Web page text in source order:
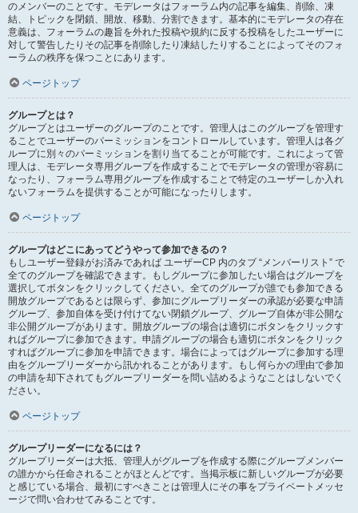
のメンバーのことです。モデレータはフォーラム内の記事を編集、削除、凍
結、トピックを閉鎖、開放、移動、分割できます。基本的にモデレータの存在
意義は、フォーラムの趣旨を外れた投稿や規約に反する投稿をしたユーザーに
対して警告したりその記事を削除したり凍結したりすることによってそのフォ
ーラムの秩序を保つことにあります。
ページトップ
グループとは？
グループとはユーザーのグループのことです。管理人はこのグループを管理す
ることでユーザーのパーミッションをコントロールしています。管理人は各グ
ループに別々のパーミッションを割り当てることが可能です。これによって管
理人は、モデレータ専用グループを作成することでモデレータの管理が容易に
なったり、フォーラム専用グループを作成することで特定のユーザーしか入れ
ないフォーラムを提供することが可能になったりします。
ページトップ
グループはどこにあってどうやって参加できるの？
もしユーザー登録がお済みであれば ユーザーCP 内のタブ “メンバーリスト” で
全てのグループを確認できます。もしグループに参加したい場合はグループを
選択してボタンをクリックしてください。全てのグループが誰でも参加できる
開放グループであるとは限らず、参加にグループリーダーの承認が必要な申請
グループ、参加自体を受け付けてない閉鎖グループ、グループ自体が非公開な
非公開グループがあります。開放グループの場合は適切にボタンをクリックす
ればグループに参加できます。申請グループの場合も適切にボタンをクリック
すればグループに参加を申請できます。場合によってはグループに参加する理
由をグループリーダーから訊かれることがあります。もし何らかの理由で参加
の申請を却下されてもグループリーダーを問い詰めるようなことはしないでく
ださい。
ページトップ
グループリーダーになるには？
グループリーダーは大抵、管理人がグループを作成する際にグループメンバー
の誰かから任命されることがほとんどです。当掲示板に新しいグループが必要
と感じている場合、最初にすべきことは管理人にその事をプライベートメッセ
ージで問い合わせてみることです。